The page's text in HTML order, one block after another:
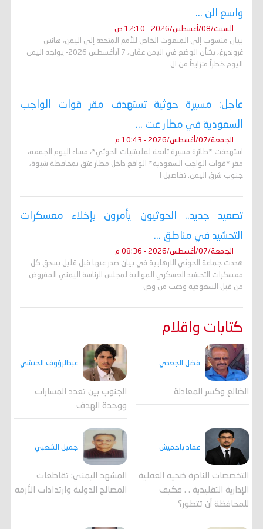
واسع الن ...
السبت/08/أغسطس/2026 - 12:10 ص
بيان منسوب إلى المبعوث الخاص للأمم المتحدة إلى اليمن، هانس
غروندبرغ، بشأن الوضع في اليمن عمّان، 7 آبأغسطس 2026- يواجه اليمن
اليوم خطراً متزايداً من ال
عاجل: مسيرة حوثية تستهدف مقر قوات الواجب
السعودية في مطار عت ...
الجمعة/07/أغسطس/2026 - 10:43 م
استهدفت *طائرة مسيرة تابعة لمليشيات الحوثي*، مساء اليوم الجمعة،
مقر *قوات الواجب السعودية* الواقع داخل مطار عتق بمحافظة شبوة،
جنوب شرق اليمن. تفاصيل ا
تصعيد جديد.. الحوثيون يأمرون بإخلاء معسكرات
التحشيد في مناطق ...
الجمعة/07/أغسطس/2026 - 08:36 م
هددت جماعة الحوثي الارهابية في بيان صدر عنها قبل قليل بسحق كل
معسكرات التحشيد العسكري الموالية لمجلس الرئاسة اليمني المفروض
من قبل السعودية ودعت من وص
كتابات واقلام
فضل الجعدي
الضالع وكسر المعادلة
عبدالرؤوف الحنشي
الجنوب بين تعدد المسارات
ووحدة الهدف
عماد باحميش
التخصصات النادرة ضحية العقلية
الإدارية التقليدية . . فكيف
للمحافظة أن تتطور؟
جميل الشعبي
المشهد اليمني: تقاطعات
المصالح الدولية وارتدادات الأزمة